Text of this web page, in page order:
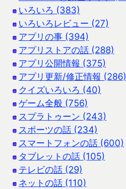
いろいろ (383)
いろいろレビュー (27)
アプリの事 (394)
アプリストアの話 (288)
アプリ公開情報 (375)
アプリ更新/修正情報 (286)
クイズいろいろ (40)
ゲーム全般 (756)
スプラトゥーン (243)
スポーツの話 (234)
スマートフォンの話 (600)
タブレットの話 (105)
テレビの話 (29)
ネットの話 (110)